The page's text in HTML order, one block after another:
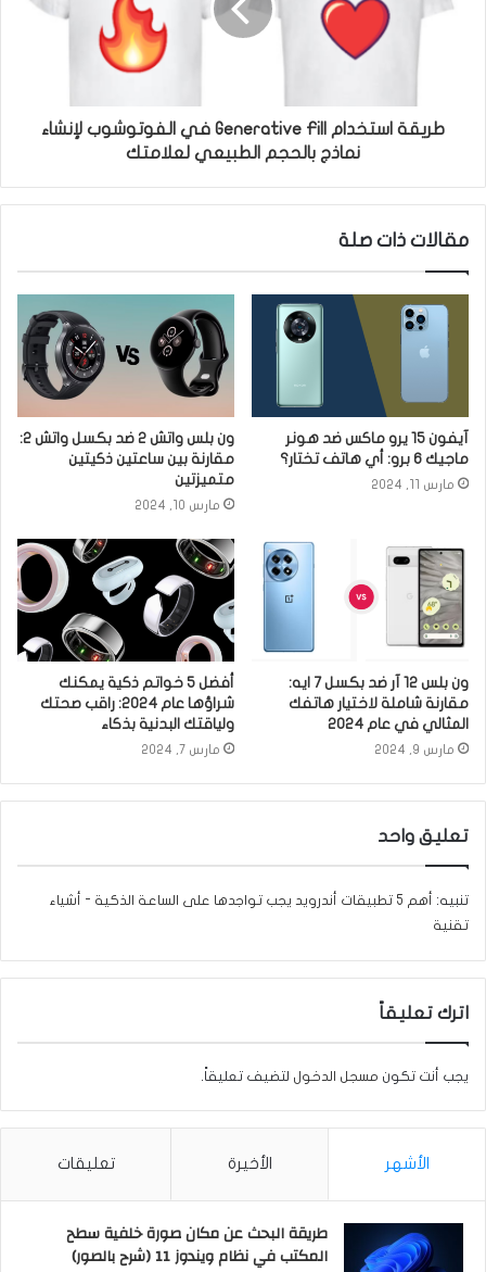
طريقة استخدام Generative Fill في الفوتوشوب لإنشاء
نماذج بالحجم الطبيعي لعلامتك
مقالات ذات صلة
آيفون 15 يرو ماكس ضد هونر
ماجيك 6 برو: أي هاتف تختار؟
مارس 11, 2024
ون بلس واتش 2 ضد بكسل واتش 2:
مقارنة بين ساعتين ذكيتين
متميزتين
مارس 10, 2024
ون بلس 12 آر ضد بكسل 7 ايه:
مقارنة شاملة لاختيار هاتفك
المثالي في عام 2024
مارس 9, 2024
أفضل 5 خواتم ذكية يمكنك
شراؤها عام 2024: راقب صحتك
ولياقتك البدنية بذكاء
مارس 7, 2024
تعليق واحد
تنبيه:
أهم 5 تطبيقات أندرويد يجب تواجدها على الساعة الذكية - أشياء
تقنية
اترك تعليقاً
يجب أنت تكون مسجل الدخول لتضيف تعليقاً.
الأشهر الأخيرة تعليقات
طريقة البحث عن مكان صورة خلفية سطح
المكتب في نظام ويندوز 11 (شرح بالصور)